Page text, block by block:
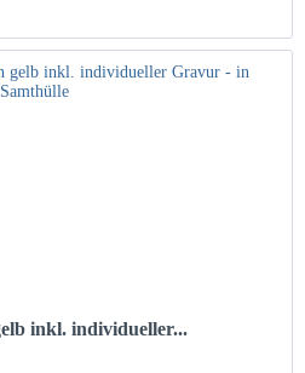
inkl. individueller...